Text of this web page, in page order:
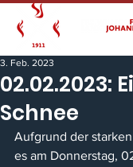
02.02.2023:
Schnee
3. Feb. 2023
Aufgrund der
es am Donnerstag,